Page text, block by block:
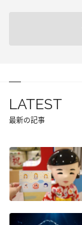
LATEST
最新の記事